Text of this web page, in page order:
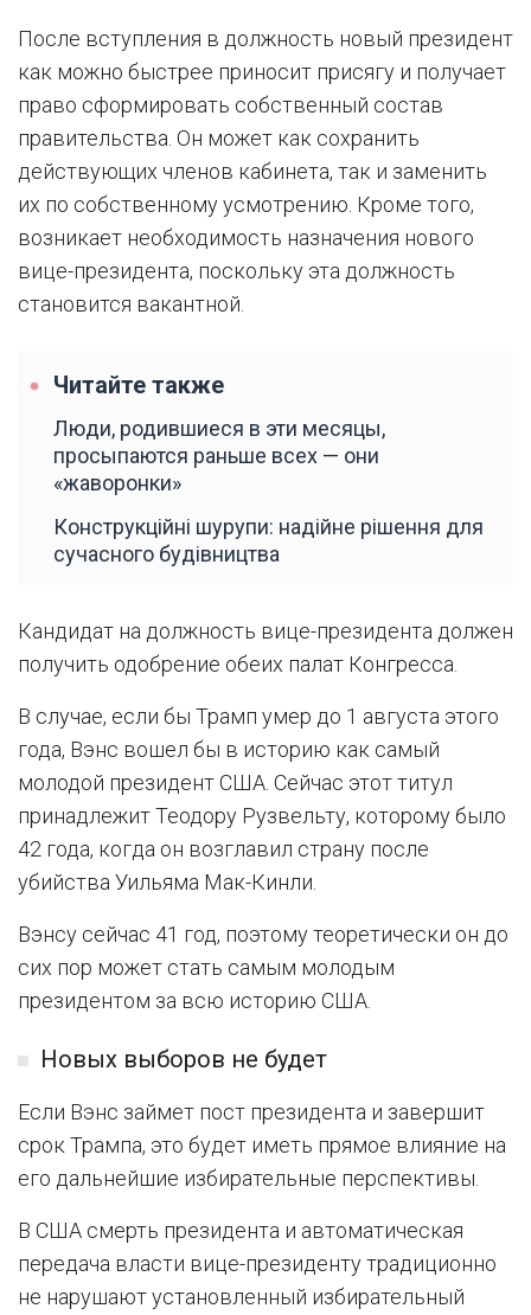
После вступления в должность новый президент
как можно быстрее приносит присягу и получает
право сформировать собственный состав
правительства. Он может как сохранить
действующих членов кабинета, так и заменить
их по собственному усмотрению. Кроме того,
возникает необходимость назначения нового
вице-президента, поскольку эта должность
становится вакантной.
Читайте также
Люди, родившиеся в эти месяцы,
просыпаются раньше всех — они
«жаворонки»
Конструкційні шурупи: надійне рішення для
сучасного будівництва
Кандидат на должность вице-президента должен
получить одобрение обеих палат Конгресса.
В случае, если бы Трамп умер до 1 августа этого
года, Вэнс вошел бы в историю как самый
молодой президент США. Сейчас этот титул
принадлежит Теодору Рузвельту, которому было
42 года, когда он возглавил страну после
убийства Уильяма Мак-Кинли.
Вэнсу сейчас 41 год, поэтому теоретически он до
сих пор может стать самым молодым
президентом за всю историю США.
Новых выборов не будет
Если Вэнс займет пост президента и завершит
срок Трампа, это будет иметь прямое влияние на
его дальнейшие избирательные перспективы.
В США смерть президента и автоматическая
передача власти вице-президенту традиционно
не нарушают установленный избирательный